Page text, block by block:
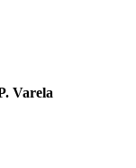
Varela